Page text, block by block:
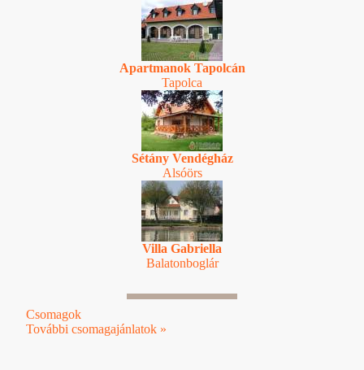
Apartmanok Tapolcán
Tapolca
Sétány Vendégház
Alsóörs
Villa Gabriella
Balatonboglár
Csomagok
További csomagajánlatok »